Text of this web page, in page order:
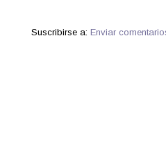
Suscribirse a: Enviar